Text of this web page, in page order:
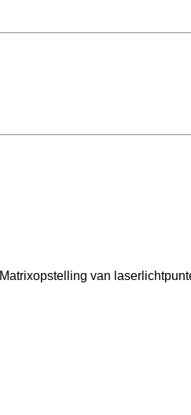
Matrixopstelling van